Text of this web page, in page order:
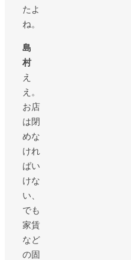
たよ
ね。
島
村
え
え。
お店
は閉
めな
けれ
ばい
けな
い、
でも
家賃
など
の固